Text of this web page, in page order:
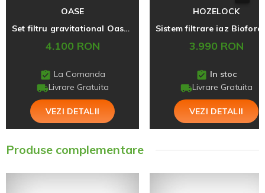
OASE
Set filtru gravitational Oase BioSmart 24000
4.100 RON
La Comanda
Livrare Gratuita
VEZI DETALII
HOZELOCK
3.990 RON
In stoc
Livrare Gratuita
VEZI DETALII
Produse complementare